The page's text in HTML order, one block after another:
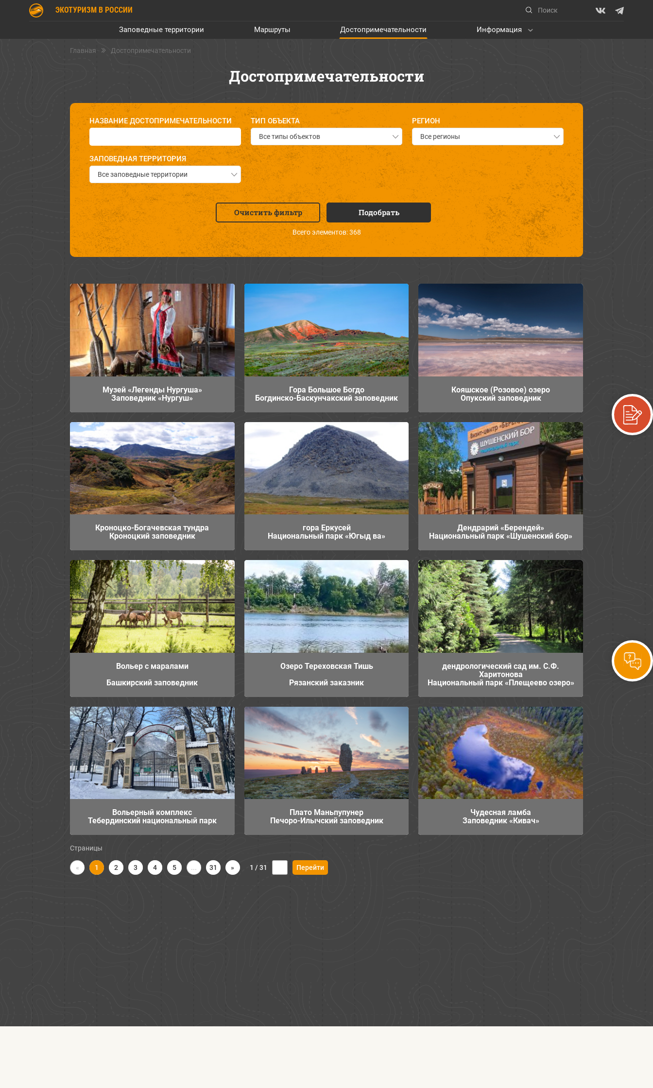
ЭКОТУРИЗМ В РОССИИ
Заповедные территории Маршруты Достопримечательности Информация
Главная Достопримечательности
Достопримечательности
НАЗВАНИЕ ДОСТОПРИМЕЧАТЕЛЬНОСТИ ТИП ОБЪЕКТА
Все типы объектов
РЕГИОН
Все регионы
ЗАПОВЕДНАЯ ТЕРРИТОРИЯ
Все заповедные территории
Очистить фильтр Подобрать
Всего элементов: 368
Музей «Легенды Нургуша»
Заповедник «Нургуш»
Гора Большое Богдо
Богдинско-Баскунчакский заповедник
Кояшское (Розовое) озеро
Опукский заповедник
Кроноцко-Богачевская тундра
Кроноцкий заповедник
гора Еркусей
Национальный парк «Югыд ва»
Дендрарий «Берендей»
Национальный парк «Шушенский бор»
Вольер с маралами
Башкирский заповедник
Озеро Тереховская Тишь
Рязанский заказник
дендрологический сад им. С.Ф.
Харитонова
Национальный парк «Плещеево озеро»
Вольерный комплекс
Тебердинский национальный парк
Плато Маньпупунер
Печоро-Илычский заповедник
Чудесная ламба
Заповедник «Кивач»
Страницы
« 1 2 3 4 5 ... 31 » 1 / 31